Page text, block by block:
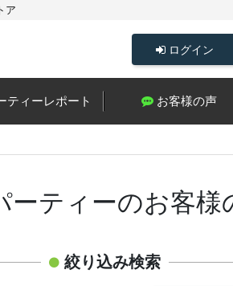
ア
ログイン
ティーレポート お客様の声
ティーのお客様
絞り込み検索